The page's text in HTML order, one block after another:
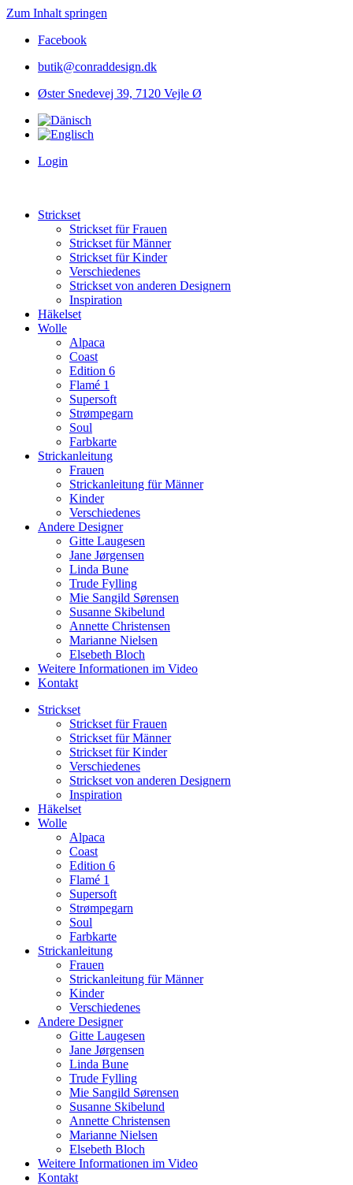
Zum Inhalt springen
Facebook
butik@conraddesign.dk
Øster Snedevej 39, 7120 Vejle Ø
Login
Strickset
Strickset für Frauen
Strickset für Männer
Strickset für Kinder
Verschiedenes
Strickset von anderen Designern
Inspiration
Häkelset
Wolle
Alpaca
Coast
Edition 6
Flamé 1
Supersoft
Strømpegarn
Soul
Farbkarte
Strickanleitung
Frauen
Strickanleitung für Männer
Kinder
Verschiedenes
Andere Designer
Gitte Laugesen
Jane Jørgensen
Linda Bune
Trude Fylling
Mie Sangild Sørensen
Susanne Skibelund
Annette Christensen
Marianne Nielsen
Elsebeth Bloch
Weitere Informationen im Video
Kontakt
Strickset
Strickset für Frauen
Strickset für Männer
Strickset für Kinder
Verschiedenes
Strickset von anderen Designern
Inspiration
Häkelset
Wolle
Alpaca
Coast
Edition 6
Flamé 1
Supersoft
Strømpegarn
Soul
Farbkarte
Strickanleitung
Frauen
Strickanleitung für Männer
Kinder
Verschiedenes
Andere Designer
Gitte Laugesen
Jane Jørgensen
Linda Bune
Trude Fylling
Mie Sangild Sørensen
Susanne Skibelund
Annette Christensen
Marianne Nielsen
Elsebeth Bloch
Weitere Informationen im Video
Kontakt